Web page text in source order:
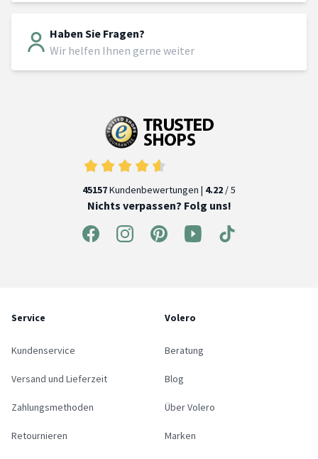
Haben Sie Fragen?
Wir helfen Ihnen gerne weiter
45157Kundenbewertungen | 4.22 / 5
Nichts verpassen? Folg uns!
Service
Kundenservice
Versand und Lieferzeit
Zahlungsmethoden
Retournieren
Volero
Beratung
Blog
Über Volero
Marken